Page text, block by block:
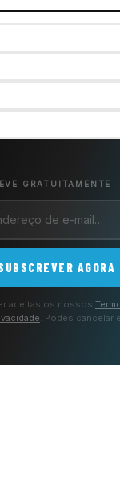
GRATUITAMENTE
aceitas os nossos
. Podes cancelar